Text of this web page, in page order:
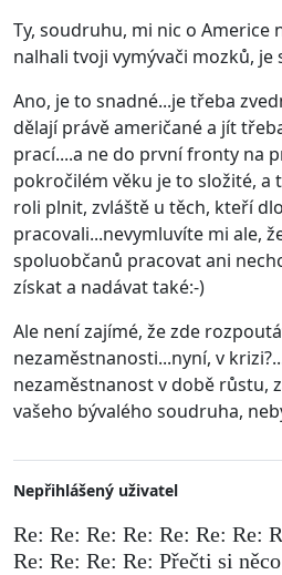
Ty, soudruhu, mi nic o Americe
nalhali tvoji vymývači mozků, je
Ano, je to snadné...je třeba
dělají právě američané a jít
prací....a ne do první fronty na
pokročilém věku je to složité, a
roli plnit, zvláště u těch, kteří
pracovali...nevymluvíte mi ale,
spoluobčanů pracovat ani
získat a nadávat také:-)
Ale není zajímé, že zde
nezaměstnanosti...nyní, v
nezaměstnanost v době růstu,
vašeho bývalého soudruha,
Nepřihlášený uživatel
Re: Re: Re: Re: Re: Re: Re:
Re: Re: Re: Re: Přečti si